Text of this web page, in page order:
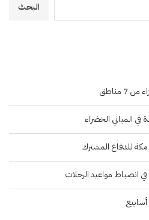
البحث
المباني الخضراء
مكة للدفاع المشترك
انضباط مواعيد الرحلات